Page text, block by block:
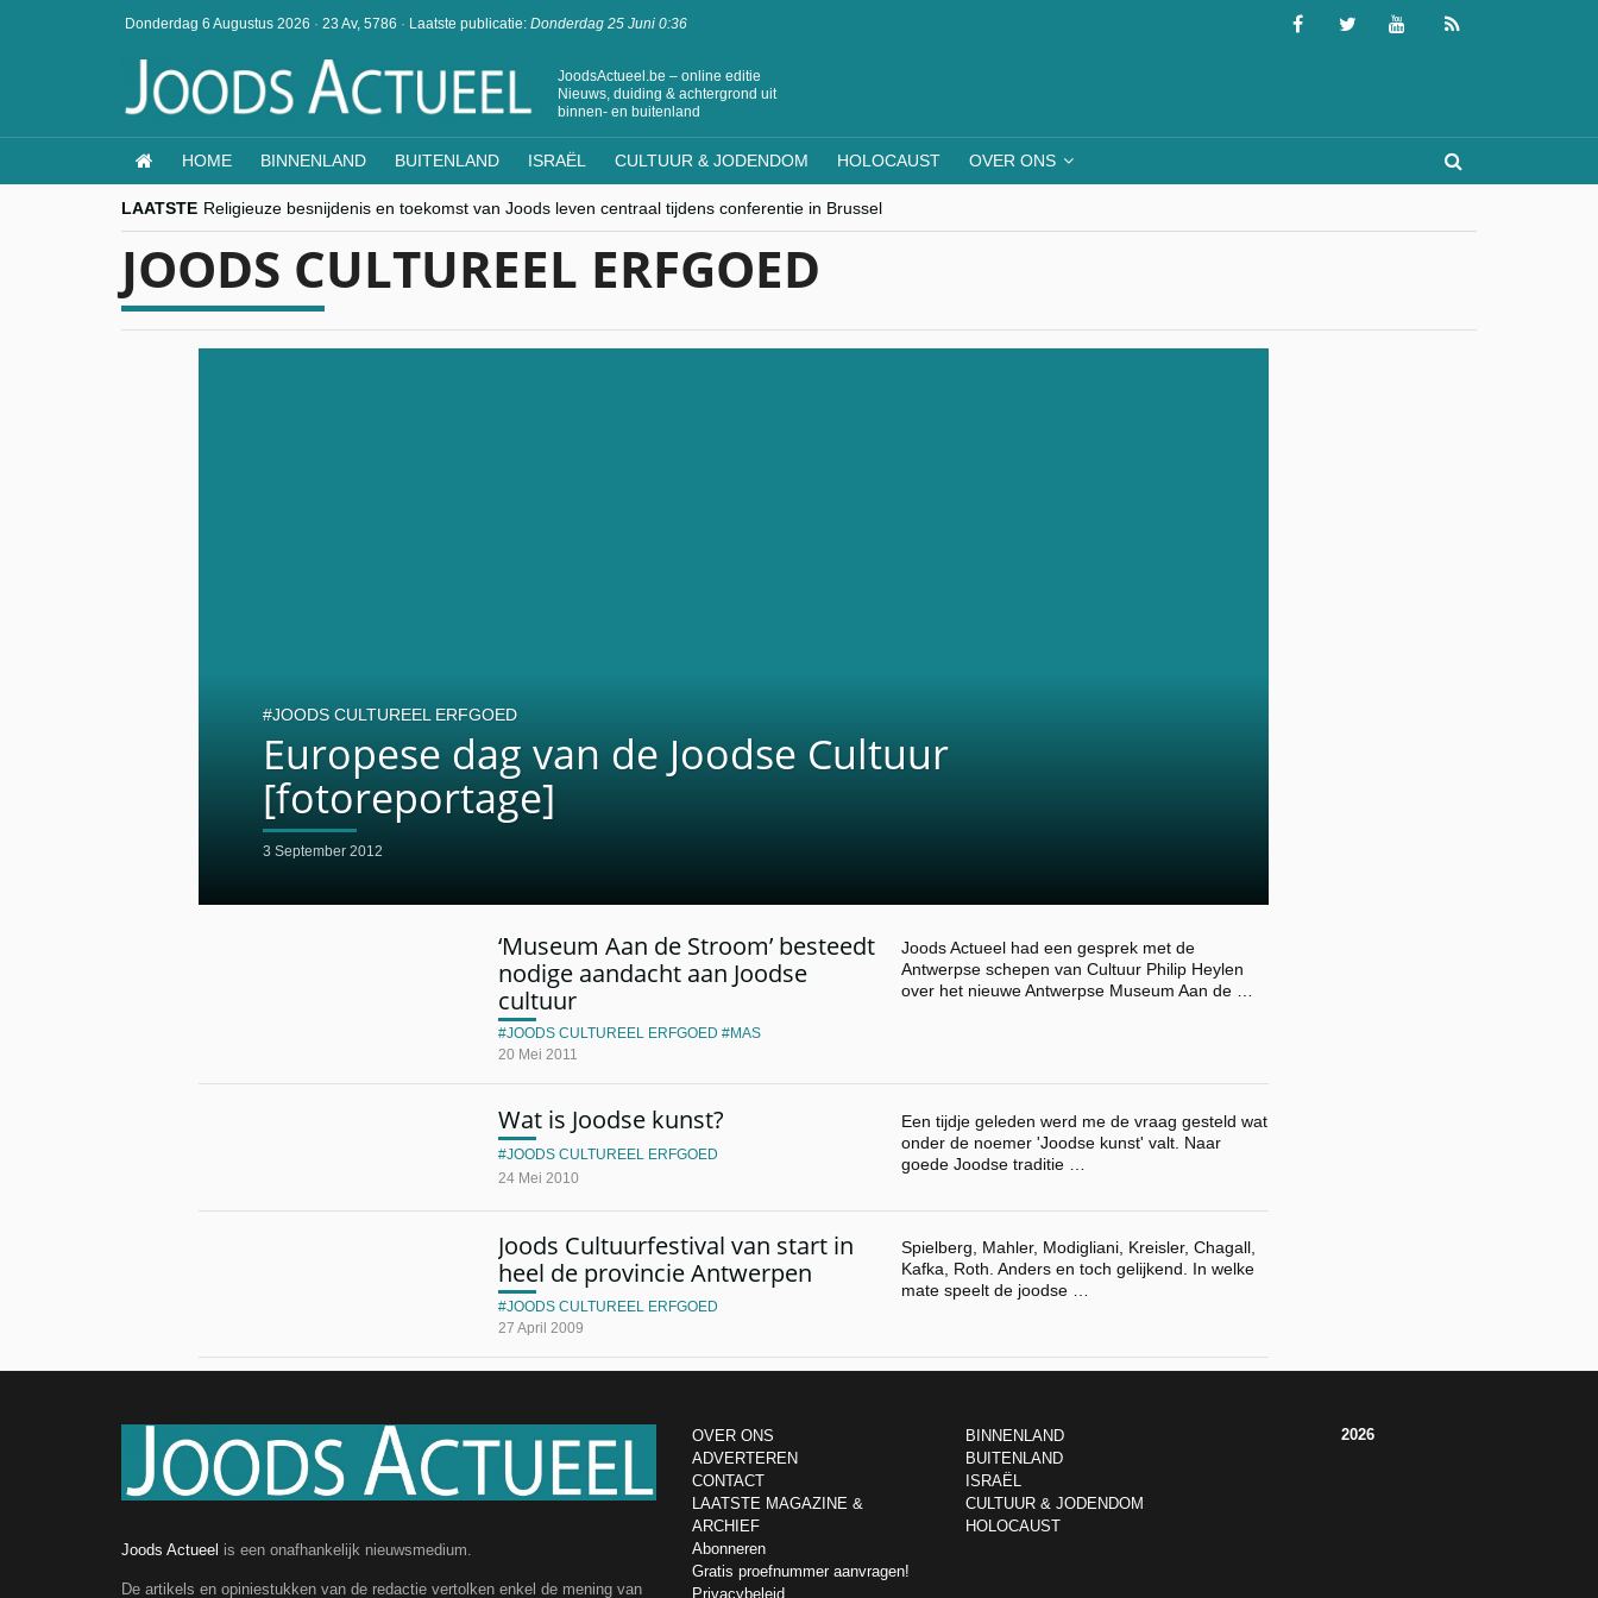
Donderdag 6 Augustus 2026 · 23 Av, 5786 · Laatste publicatie: Donderdag 25 Juni 0:36
JoodsActueel.be – online editie
Nieuws, duiding & achtergrond uit
binnen- en buitenland
HOME BINNENLAND BUITENLAND ISRAËL CULTUUR & JODENDOM HOLOCAUST OVER ONS
LAATSTE Religieuze besnijdenis en toekomst van Joods leven centraal tijdens conferentie in Brussel
“Besnijdenisdebat toont hoe moeilijk seculiere Westen minderheden begrijpt”, Jinnih Beels (Vooruit)
CITYTRIP | ROEMENIË – Boekarest: de verrassing van Oost-Europa
“Vandaag zit elke Jood in België op de beklaagdenbank”
goKosher lanceert nieuwe website en samenwerking met Mishpacha voor kosher travel en simchas wereldwijd
JOODS CULTUREEL ERFGOED
Europese dag van de Joodse Cultuur
[fotoreportage]
3 September 2012
JOODS CULTUREEL ERFGOED
‘Museum Aan de Stroom’ besteedt
nodige aandacht aan Joodse
cultuur
20 Mei 2011
JOODS CULTUREEL ERFGOED MAS
Joods Actueel had een gesprek met de
Antwerpse schepen van Cultuur Philip Heylen
over het nieuwe Antwerpse Museum Aan de …
Wat is Joodse kunst?
24 Mei 2010
JOODS CULTUREEL ERFGOED
Een tijdje geleden werd me de vraag gesteld wat
onder de noemer 'Joodse kunst' valt. Naar
goede Joodse traditie …
Joods Cultuurfestival van start in
heel de provincie Antwerpen
27 April 2009
JOODS CULTUREEL ERFGOED
Spielberg, Mahler, Modigliani, Kreisler, Chagall,
Kafka, Roth. Anders en toch gelijkend. In welke
mate speelt de joodse …
Joods Actueel is een onafhankelijk nieuwsmedium.
De artikels en opiniestukken van de redactie vertolken enkel de mening van
OVER ONS
ADVERTEREN
CONTACT
LAATSTE MAGAZINE &
ARCHIEF
Abonneren
Gratis proefnummer aanvragen!
Privacybeleid
BINNENLAND
BUITENLAND
ISRAËL
CULTUUR & JODENDOM
HOLOCAUST
2026